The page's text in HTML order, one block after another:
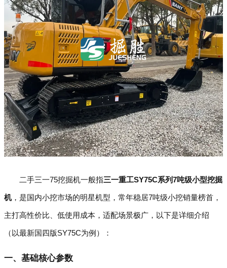
二手三一75挖掘机一般指三一重工SY75C系列7吨级小型挖掘
机，是国内小挖市场的明星机型，常年稳居7吨级小挖销量榜首，
主打高性价比、低使用成本，适配场景极广，以下是详细介绍
（以最新国四版SY75C为例）：
一、基础核心参数